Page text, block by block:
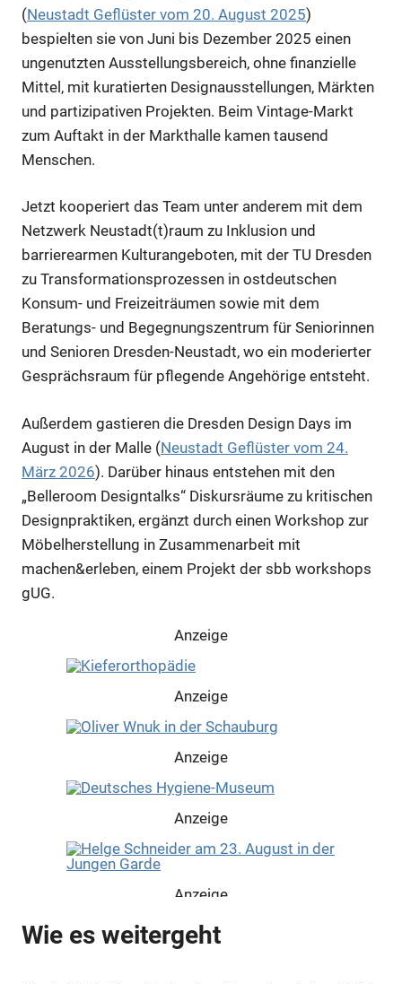
Anzeige
Anzeige
Anzeige
Anzeige
Anzeige
(Neustadt Geflüster vom 20. August 2025)
bespielten sie von Juni bis Dezember 2025 einen
ungenutzten Ausstellungsbereich, ohne finanzielle
Mittel, mit kuratierten Designausstellungen, Märkten
und partizipativen Projekten. Beim Vintage-Markt
zum Auftakt in der Markthalle kamen tausend
Menschen.
Jetzt kooperiert das Team unter anderem mit dem
Netzwerk Neustadt(t)raum zu Inklusion und
barrierearmen Kulturangeboten, mit der TU Dresden
zu Transformationsprozessen in ostdeutschen
Konsum- und Freizeiträumen sowie mit dem
Beratungs- und Begegnungszentrum für Seniorinnen
und Senioren Dresden-Neustadt, wo ein moderierter
Gesprächsraum für pflegende Angehörige entsteht.
Außerdem gastieren die Dresden Design Days im
August in der Malle (Neustadt Geflüster vom 24.
März 2026). Darüber hinaus entstehen mit den
„Belleroom Designtalks“ Diskursräume zu kritischen
Designpraktiken, ergänzt durch einen Workshop zur
Möbelherstellung in Zusammenarbeit mit
machen&erleben, einem Projekt der sbb workshops
gUG.
Anzeige
Anzeige
Anzeige
Anzeige
Anzeige
Wie es weitergeht